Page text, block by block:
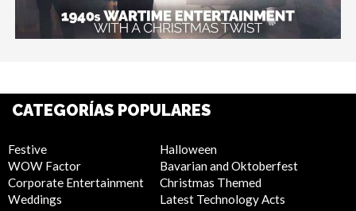
CATEGORÍAS POPULARES
Festive
WOW Factor
Corporate Entertainment
Weddings
Halloween
Bavarian and Oktoberfest
Christmas Themed
Latest Technology Acts